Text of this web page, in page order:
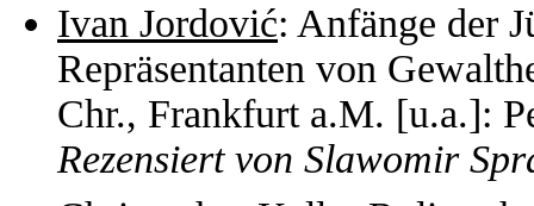
Ivan Jordović: Anfänge der
Repräsentanten von
Chr., Frankfurt a.M. [u.a.]:
Rezensiert von Slawomir